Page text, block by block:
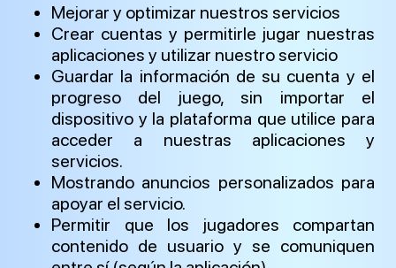
Mejorar y optimizar nuestros servicios
Crear cuentas y permitirle jugar nuestras
aplicaciones y utilizar nuestro servicio
Guardar la información de su cuenta y el
progreso del juego, sin importar el
dispositivo y la plataforma que utilice para
acceder a nuestras aplicaciones y
servicios.
Mostrando anuncios personalizados para
apoyar el servicio.
Permitir que los jugadores compartan
contenido de usuario y se comuniquen